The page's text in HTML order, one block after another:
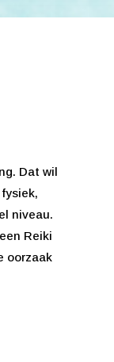
Dat wil
niveau.
Reiki
oorzaak